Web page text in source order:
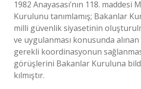
1982 Anayasası’nın 118. maddesi
Kurulunu tanımlamış; Bakanlar
milli güvenlik siyasetinin
ve uygulanması konusunda
gerekli koordinasyonun
görüşlerini Bakanlar Kuruluna
kılmıştır.